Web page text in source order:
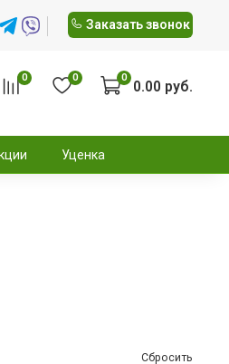
Заказать звонок
0 0 0 0.00 руб.
Уценка
Сбросить